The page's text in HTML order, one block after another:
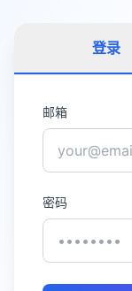
登录
邮箱
密码